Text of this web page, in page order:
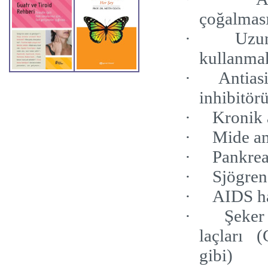
·
·
·
Kronik
·
Mide
·
·
·
AIDS
·
laçları
gibi)